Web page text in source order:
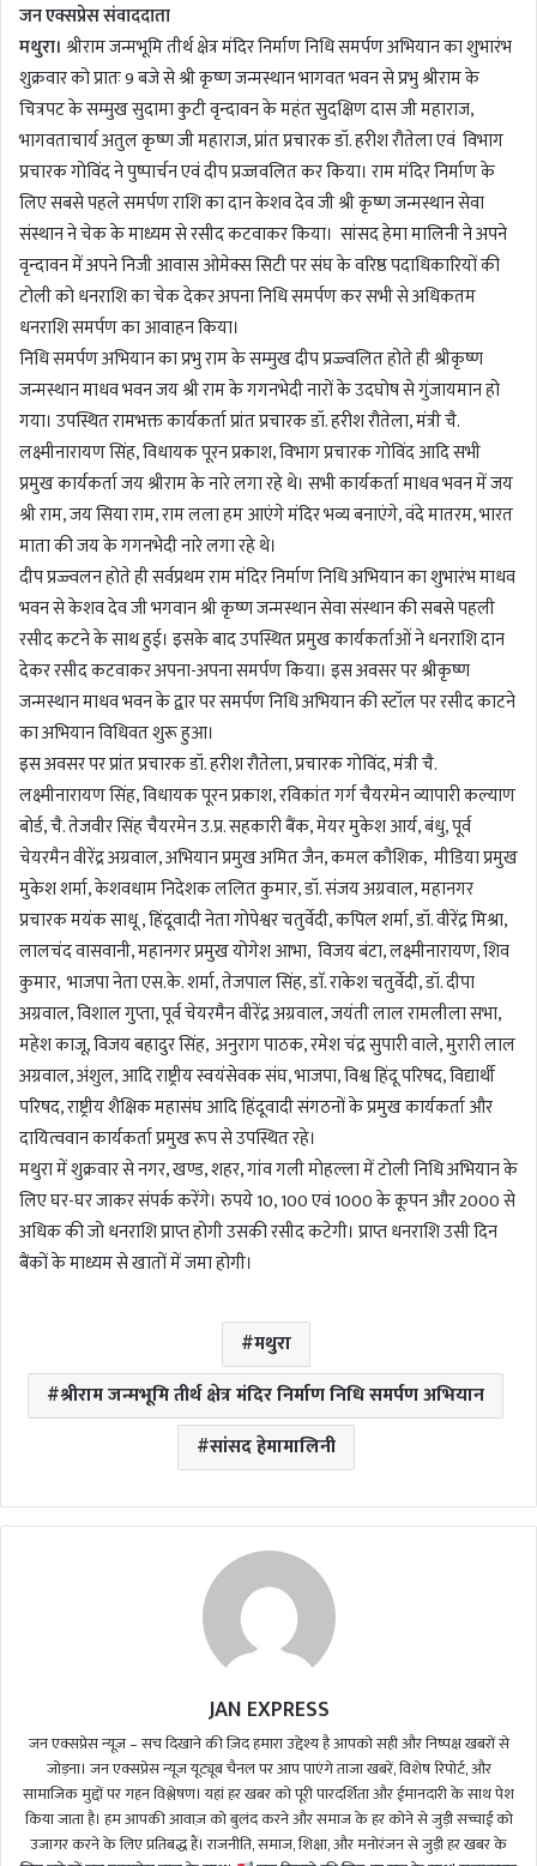
जन एक्सप्रेस संवाददाता
मथुरा। श्रीराम जन्मभूमि तीर्थ क्षेत्र मंदिर निर्माण निधि समर्पण अभियान का शुभारंभ
शुक्रवार को प्रातः 9 बजे से श्री कृष्ण जन्मस्थान भागवत भवन से प्रभु श्रीराम के
चित्रपट के सम्मुख सुदामा कुटी वृन्दावन के महंत सुदक्षिण दास जी महाराज,
भागवताचार्य अतुल कृष्ण जी महाराज, प्रांत प्रचारक डॉ. हरीश रौतेला एवं विभाग
प्रचारक गोविंद ने पुष्पार्चन एवं दीप प्रज्जवलित कर किया। राम मंदिर निर्माण के
लिए सबसे पहले समर्पण राशि का दान केशव देव जी श्री कृष्ण जन्मस्थान सेवा
संस्थान ने चेक के माध्यम से रसीद कटवाकर किया। सांसद हेमा मालिनी ने अपने
वृन्दावन में अपने निजी आवास ओमेक्स सिटी पर संघ के वरिष्ठ पदाधिकारियों की
टोली को धनराशि का चेक देकर अपना निधि समर्पण कर सभी से अधिकतम
धनराशि समर्पण का आवाहन किया।
निधि समर्पण अभियान का प्रभु राम के सम्मुख दीप प्रज्ज्वलित होते ही श्रीकृष्ण
जन्मस्थान माधव भवन जय श्री राम के गगनभेदी नारों के उदघोष से गुंजायमान हो
गया। उपस्थित रामभक्त कार्यकर्ता प्रांत प्रचारक डॉ. हरीश रौतेला, मंत्री चै.
लक्ष्मीनारायण सिंह, विधायक पूरन प्रकाश, विभाग प्रचारक गोविंद आदि सभी
प्रमुख कार्यकर्ता जय श्रीराम के नारे लगा रहे थे। सभी कार्यकर्ता माधव भवन में जय
श्री राम, जय सिया राम, राम लला हम आएंगे मंदिर भव्य बनाएंगे, वंदे मातरम, भारत
माता की जय के गगनभेदी नारे लगा रहे थे।
दीप प्रज्ज्वलन होते ही सर्वप्रथम राम मंदिर निर्माण निधि अभियान का शुभारंभ माधव
भवन से केशव देव जी भगवान श्री कृष्ण जन्मस्थान सेवा संस्थान की सबसे पहली
रसीद कटने के साथ हुई। इसके बाद उपस्थित प्रमुख कार्यकर्ताओं ने धनराशि दान
देकर रसीद कटवाकर अपना-अपना समर्पण किया। इस अवसर पर श्रीकृष्ण
जन्मस्थान माधव भवन के द्वार पर समर्पण निधि अभियान की स्टॉल पर रसीद काटने
का अभियान विधिवत शुरू हुआ।
इस अवसर पर प्रांत प्रचारक डॉ. हरीश रौतेला, प्रचारक गोविंद, मंत्री चै.
लक्ष्मीनारायण सिंह, विधायक पूरन प्रकाश, रविकांत गर्ग चैयरमेन व्यापारी कल्याण
बोर्ड, चै. तेजवीर सिंह चैयरमेन उ.प्र. सहकारी बैंक, मेयर मुकेश आर्य, बंधु, पूर्व
चेयरमैन वीरेंद्र अग्रवाल, अभियान प्रमुख अमित जैन, कमल कौशिक, मीडिया प्रमुख
मुकेश शर्मा, केशवधाम निदेशक ललित कुमार, डॉ. संजय अग्रवाल, महानगर
प्रचारक मयंक साधू , हिंदूवादी नेता गोपेश्वर चतुर्वेदी, कपिल शर्मा, डॉ. वीरेंद्र मिश्रा,
लालचंद वासवानी, महानगर प्रमुख योगेश आभा, विजय बंटा, लक्ष्मीनारायण, शिव
कुमार, भाजपा नेता एस.के. शर्मा, तेजपाल सिंह, डाॅ. राकेश चतुर्वेदी, डॉ. दीपा
अग्रवाल, विशाल गुप्ता, पूर्व चेयरमैन वीरेंद्र अग्रवाल, जयंती लाल रामलीला सभा,
महेश काजू, विजय बहादुर सिंह, अनुराग पाठक, रमेश चंद्र सुपारी वाले, मुरारी लाल
अग्रवाल, अंशुल, आदि राष्ट्रीय स्वयंसेवक संघ, भाजपा, विश्व हिंदू परिषद, विद्यार्थी
परिषद, राष्ट्रीय शैक्षिक महासंघ आदि हिंदूवादी संगठनों के प्रमुख कार्यकर्ता और
दायित्ववान कार्यकर्ता प्रमुख रूप से उपस्थित रहे।
मथुरा में शुक्रवार से नगर, खण्ड, शहर, गांव गली मोहल्ला में टोली निधि अभियान के
लिए घर-घर जाकर संपर्क करेंगे। रुपये 10, 100 एवं 1000 के कूपन और 2000 से
अधिक की जो धनराशि प्राप्त होगी उसकी रसीद कटेगी। प्राप्त धनराशि उसी दिन
बैंकों के माध्यम से खातों में जमा होगी।
मथुरा
श्रीराम जन्मभूमि तीर्थ क्षेत्र मंदिर निर्माण निधि समर्पण अभियान
सांसद हेमामालिनी
JAN EXPRESS
जन एक्सप्रेस न्यूज़ – सच दिखाने की ज़िद हमारा उद्देश्य है आपको सही और निष्पक्ष खबरों से
जोड़ना। जन एक्सप्रेस न्यूज़ यूट्यूब चैनल पर आप पाएंगे ताजा खबरें, विशेष रिपोर्ट, और
सामाजिक मुद्दों पर गहन विश्लेषण। यहां हर खबर को पूरी पारदर्शिता और ईमानदारी के साथ पेश
किया जाता है। हम आपकी आवाज़ को बुलंद करने और समाज के हर कोने से जुड़ी सच्चाई को
उजागर करने के लिए प्रतिबद्ध हैं। राजनीति, समाज, शिक्षा, और मनोरंजन से जुड़ी हर खबर के